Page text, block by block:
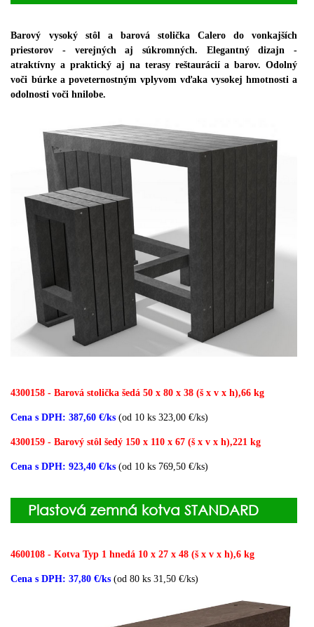
Barový vysoký stôl a barová stolička Calero do vonkajších
priestorov - verejných aj súkromných. Elegantný dizajn -
atraktívny a praktický aj na terasy reštaurácií a barov. Odolný
voči búrke a poveternostným vplyvom vďaka vysokej hmotnosti a
odolnosti voči hnilobe.
4300158 - Barová stolička šedá 50 x 80 x 38 (š x v x h),66 kg
Cena s DPH: 387,60 €/ks(od 10 ks 323,00 €/ks)
4300159 - Barový stôl šedý 150 x 110 x 67 (š x v x h),221 kg
Cena s DPH: 923,40 €/ks(od 10 ks 769,50 €/ks)
Plastová zemná kotva STANDARD
4600108 - Kotva Typ 1 hnedá 10 x 27 x 48 (š x v x h),6 kg
Cena s DPH: 37,80 €/ks(od 80 ks 31,50 €/ks)